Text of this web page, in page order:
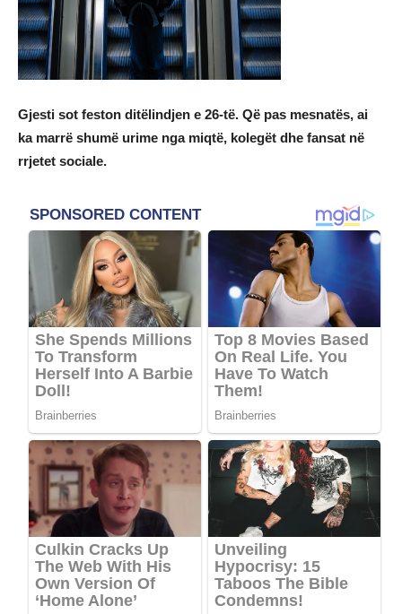
Gjesti sot feston ditëlindjen e 26-të. Që pas mesnatës, ai
ka marrë shumë urime nga miqtë, kolegët dhe fansat në
rrjetet sociale.